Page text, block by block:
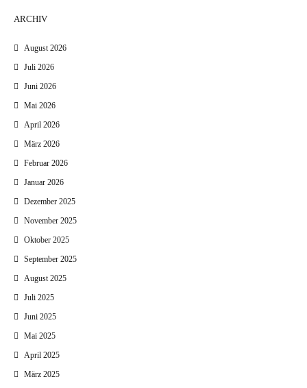
ARCHIV
August 2026
Juli 2026
Juni 2026
Mai 2026
April 2026
März 2026
Februar 2026
Januar 2026
Dezember 2025
November 2025
Oktober 2025
September 2025
August 2025
Juli 2025
Juni 2025
Mai 2025
April 2025
März 2025